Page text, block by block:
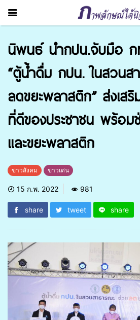
นิพนธ์ นำกปน.จับมือ ก
“ตู้น้ำดื่ม กปน. ในสวน
ลดขยะพลาสติก” ส่งเ
ที่ดีของประชาชน พร้อม
และขยะพลาสติก
ข่าวสังคม ข่าวเด่น
15 ก.พ. 2022 981
share tweet share